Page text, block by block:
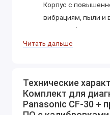
Корпус с
вибрациям, пыли и
STD-810G).
Идеален для
Оснащён
частотой 2.5 GHz и
комфортной
Читать дальше
Технические
Комплект для
Panasonic CF-30 +